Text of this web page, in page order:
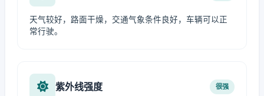
天气较好，路面干燥，交通气象条件良好，车辆可以正
常行驶。
紫外线强度 很强